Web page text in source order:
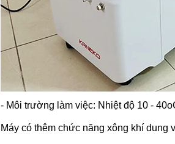
- Môi trường làm việc: Nhiệt độ 10 -
Máy có thêm chức năng xông khí dung